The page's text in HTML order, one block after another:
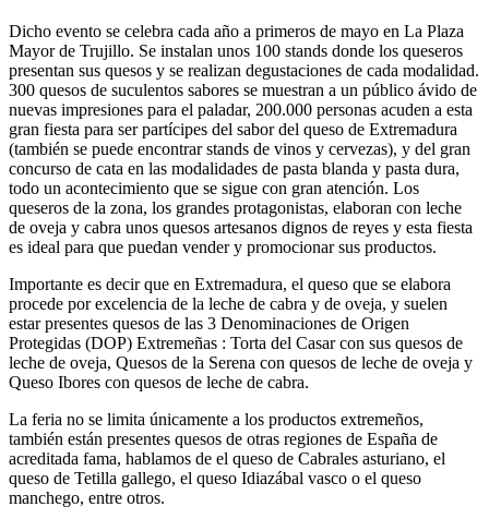
Dicho evento se celebra cada año a primeros de mayo en La Plaza
Mayor de Trujillo. Se instalan unos 100 stands donde los queseros
presentan sus quesos y se realizan degustaciones de cada modalidad.
300 quesos de suculentos sabores se muestran a un público ávido de
nuevas impresiones para el paladar, 200.000 personas acuden a esta
gran fiesta para ser partícipes del sabor del queso de Extremadura
(también se puede encontrar stands de vinos y cervezas), y del gran
concurso de cata en las modalidades de pasta blanda y pasta dura,
todo un acontecimiento que se sigue con gran atención. Los
queseros de la zona, los grandes protagonistas, elaboran con leche
de oveja y cabra unos quesos artesanos dignos de reyes y esta fiesta
es ideal para que puedan vender y promocionar sus productos.
Importante es decir que en Extremadura, el queso que se elabora
procede por excelencia de la leche de cabra y de oveja, y suelen
estar presentes quesos de las 3 Denominaciones de Origen
Protegidas (DOP) Extremeñas : Torta del Casar con sus quesos de
leche de oveja, Quesos de la Serena con quesos de leche de oveja y
Queso Ibores con quesos de leche de cabra.
La feria no se limita únicamente a los productos extremeños,
también están presentes quesos de otras regiones de España de
acreditada fama, hablamos de el queso de Cabrales asturiano, el
queso de Tetilla gallego, el queso Idiazábal vasco o el queso
manchego, entre otros.